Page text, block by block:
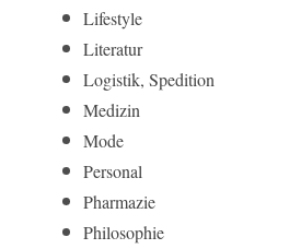
Lifestyle
Literatur
Logistik, Spedition
Medizin
Mode
Personal
Pharmazie
Philosophie